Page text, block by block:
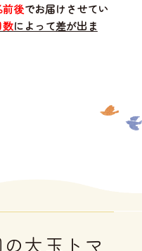
前後でお届けさせてい
数によって差が出ま
大玉トマ